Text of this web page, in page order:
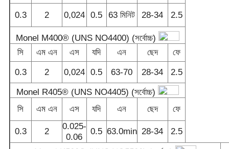
0.3 2 0,024 0.5 63 মিনিট 28-34 2.5
Monel M400® (UNS NO4400) (সর্বোচ্চ)
সি
এম এন এস যদি এন ছেদ
ফে
0.3
2 0,024 0.5 63-70 28-34
2.5
Monel R405® (UNS NO4405) (সর্বোচ্চ)
সি
এম এন এস যদি এন ছেদ ফে
0.3 2
0.025-
0.06
0.5 63.0min 28-34 2.5